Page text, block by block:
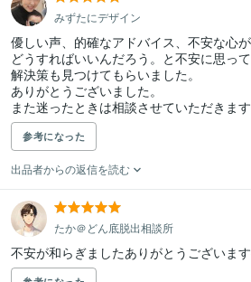
みずたにデザイン
優しい声、的確なアドバイス、不安な心が
どうすればいいんだろう。と不安に思って
解決策も見つけてもらいました。
ありがとうございました。
また迷ったときは相談させていただきます
参考になった
出品者からの返信を読む
たか＠どん底脱出相談所
不安が和らぎましたありがとうございま